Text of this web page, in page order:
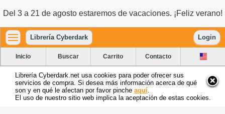
Del 3 a 21 de agosto estaremos de vacaciones. ¡Feliz verano!
Librería Cyberdark Login
Inicio Buscar Carrito Contacto
Librería Cyberdark.net usa cookies para poder ofrecer sus
servicios de compra. Si desea más información acerca de qué
son y en qué le afectan por favor pinche aquí
El uso de nuestro sitio web implica la aceptación de estas cookies.